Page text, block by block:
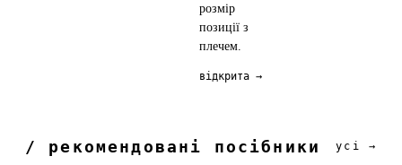
розмір
позиції з
плечем.
відкрита →
/ рекомендовані посібники усі →